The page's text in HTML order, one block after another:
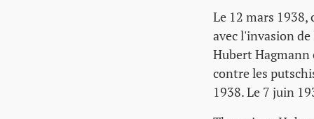
Le 12 mars
avec l'invasion
Hubert Hagmann
contre les
1938. Le 7 juin